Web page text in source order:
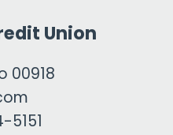
Union
00918
5151